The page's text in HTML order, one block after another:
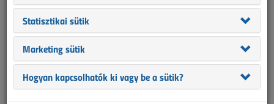
Statisztikai sütik
Marketing sütik
Hogyan kapcsolhatók ki vagy be a sütik?